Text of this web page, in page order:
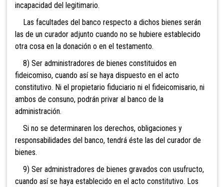
incapacidad del legitimario.
Las facultades del banco respecto a dichos bienes serán
las de un curador adjunto cuando no se hubiere establecido
otra cosa en la donación o en el testamento.
8) Ser administradores de bienes constituidos en
fideicomiso, cuando así se haya dispuesto en el acto
constitutivo. Ni el propietario fiduciario ni el fideicomisario, ni
ambos de consuno, podrán privar al banco de la
administración.
Si no se determinaren los derechos, obligaciones y
responsabilidades del banco, tendrá éste las del curador de
bienes.
9) Ser administradores de bienes gravados con usufructo,
cuando así se haya establecido en el acto constitutivo. Los